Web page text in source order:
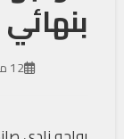
12 مايو 2026